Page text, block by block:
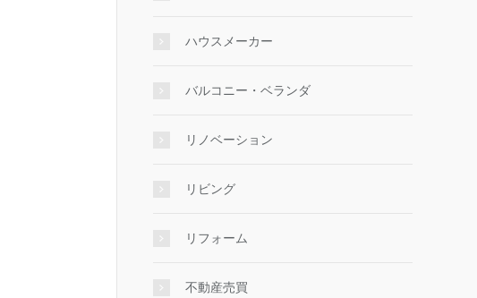
ハウスメーカー
バルコニー・ベランダ
リノベーション
リビング
リフォーム
不動産売買